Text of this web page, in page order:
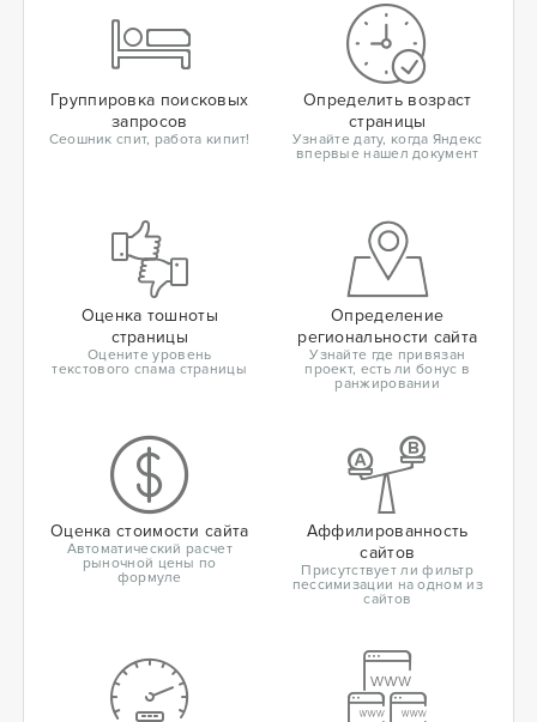
Группировка поисковых
запросов
Сеошник спит, работа кипит!
Определить возраст
страницы
Узнайте дату, когда Яндекс
впервые нашел документ
Оценка тошноты
страницы
Оцените уровень
текстового спама страницы
Определение
региональности сайта
Узнайте где привязан
проект, есть ли бонус в
ранжировании
Оценка стоимости сайта
Автоматический расчет
рыночной цены по
формуле
Аффилированность
сайтов
Присутствует ли фильтр
пессимизации на одном из
сайтов